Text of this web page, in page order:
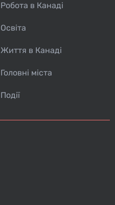
Робота в Канаді
Освіта
Життя в Канаді
Головні міста
Події